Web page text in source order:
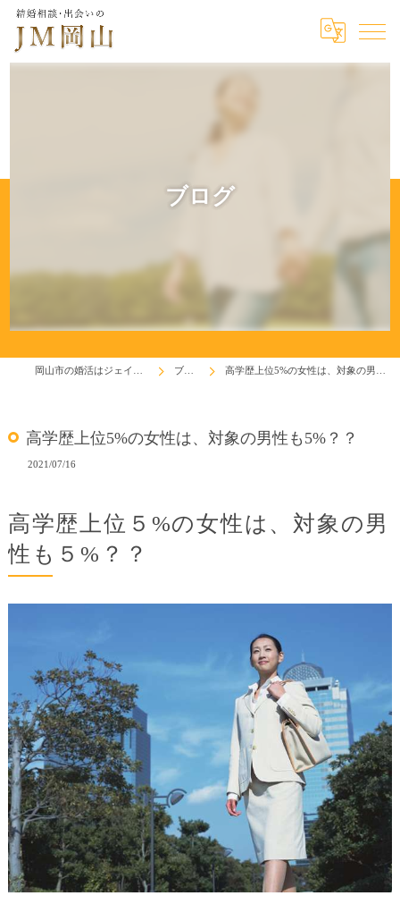
ブログ
ブログ 高学歴上位5%の女性は、対象の男性も5%？？
高学歴上位5%の女性は、対象の男性も5%？？
2021/07/16
高学歴上位５%の女性は、対象の男
性も５%？？